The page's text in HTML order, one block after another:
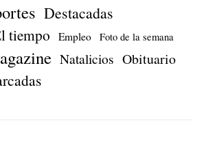
Destacadas
tiempo Empleo Foto de la semana
Natalicios Obituario